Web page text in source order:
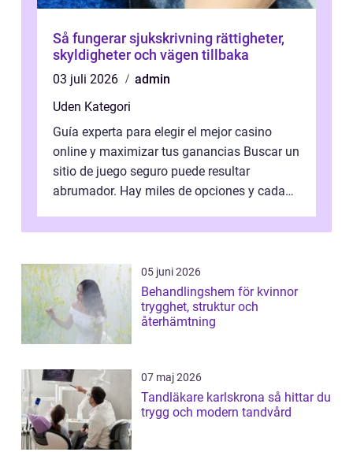
Så fungerar sjukskrivning rättigheter,
skyldigheter och vägen tillbaka
03 juli 2026
admin
Uden Kategori
Guía experta para elegir el mejor casino
online y maximizar tus ganancias Buscar un
sitio de juego seguro puede resultar
abrumador. Hay miles de opciones y cada
05 juni 2026
Behandlingshem för kvinnor
trygghet, struktur och
återhämtning
07 maj 2026
Tandläkare karlskrona så hittar du
trygg och modern tandvård